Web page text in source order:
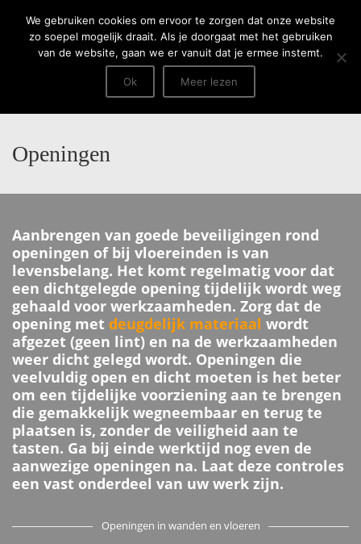
Menu
Openingen
Aanbrengen van goede beveiligingen rond
openingen of bij vloereinden is van
levensbelang. Het komt regelmatig voor dat
een dichtgelegde opening tijdelijk wordt weg
gehaald voor werkzaamheden. Zorg dat de
opening met deugdelijk materiaal wordt
afgezet (geen lint) en na de werkzaamheden
weer dicht gelegd wordt. Openingen die
veelvuldig open en dicht moeten is het beter
om een tijdelijke voorziening aan te brengen
die gemakkelijk wegneembaar en terug te
plaatsen is, zonder de veiligheid aan te
tasten. Ga bij einde werktijd nog even de
aanwezige openingen na. Laat deze controles
een vast onderdeel van uw werk zijn.
Openingen in wanden en vloeren
We gebruiken cookies om ervoor te zorgen dat onze website
zo soepel mogelijk draait. Als je doorgaat met het gebruiken
van de website, gaan we er vanuit dat je ermee instemt.
Ok Meer lezen